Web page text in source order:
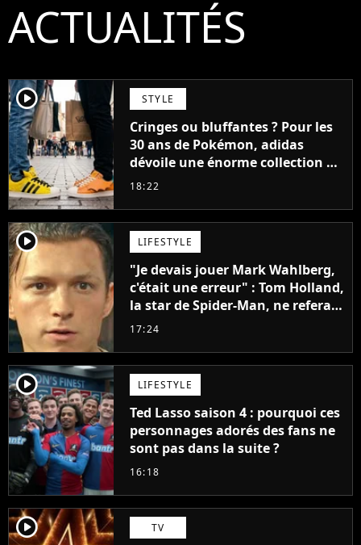
ACTUALITÉS
player2 STYLE
Cringes ou bluffantes ? Pour les
30 ans de Pokémon, adidas
dévoile une énorme collection de
sneakers et je ne sais pas quoi en
18:22
player2 LIFESTYLE
"Je devais jouer Mark Wahlberg,
c'était une erreur" : Tom Holland,
la star de Spider-Man, ne referait
pas ce blockbuster
17:24
player2 LIFESTYLE
Ted Lasso saison 4 : pourquoi ces
personnages adorés des fans ne
sont pas dans la suite ?
16:18
player2 TV